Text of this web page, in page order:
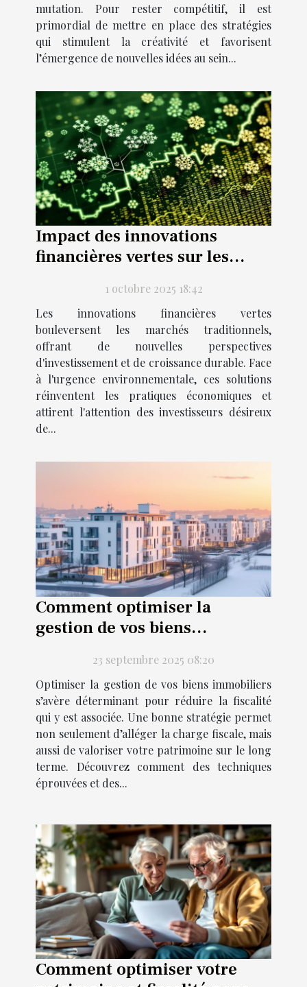
mutation. Pour rester compétitif, il est
primordial de mettre en place des stratégies
qui stimulent la créativité et favorisent
l’émergence de nouvelles idées au sein...
Impact des innovations
financières vertes sur les
1 octobre 2025 18:42
Les innovations financières vertes
bouleversent les marchés traditionnels,
offrant de nouvelles perspectives
d'investissement et de croissance durable. Face
à l'urgence environnementale, ces solutions
réinventent les pratiques économiques et
attirent l'attention des investisseurs désireux
de...
Comment optimiser la
gestion de vos biens
impôts ?23 septembre 2025 08:20
Optimiser la gestion de vos biens immobiliers
s’avère déterminant pour réduire la fiscalité
qui y est associée. Une bonne stratégie permet
non seulement d’alléger la charge fiscale, mais
aussi de valoriser votre patrimoine sur le long
terme. Découvrez comment des techniques
éprouvées et des...
Comment optimiser votre